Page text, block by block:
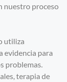
nuestro proceso
utiliza
evidencia para
problemas.
terapia de